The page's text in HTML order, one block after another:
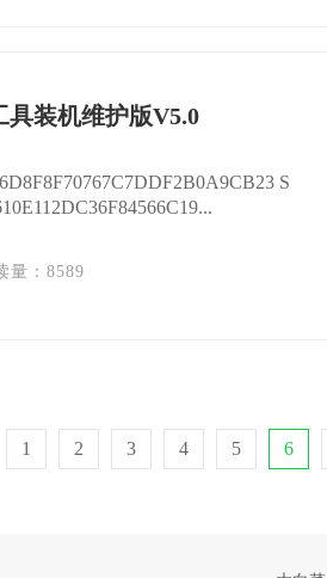
具装机维护版V5.0
S
量：8589
1 2 3 4 5 6